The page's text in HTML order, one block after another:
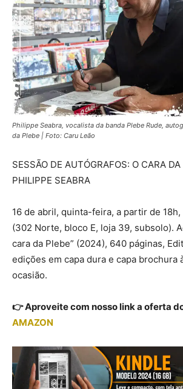
Philippe Seabra, vocalista da banda Plebe Rude,
da Plebe | Foto: Caru Leão
SESSÃO DE AUTÓGRAFOS: O CARA
PHILIPPE SEABRA
16 de abril, quinta-feira, a partir de 18h,
(302 Norte, bloco E, loja 39, subsolo).
cara da Plebe” (2024), 640 páginas,
edições em capa dura e capa brochura
ocasião.
👉 Aproveite com nosso link a oferta
AMAZON